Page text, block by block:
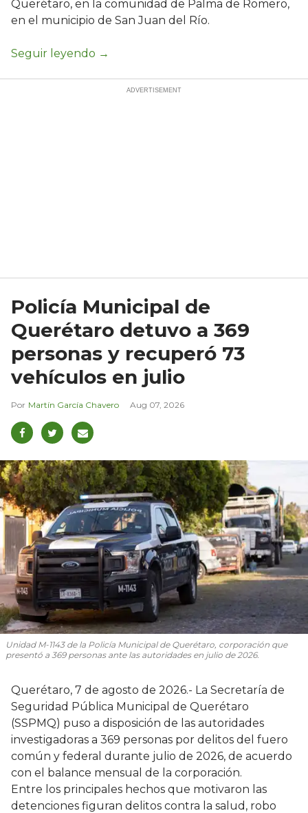
Querétaro, en la comunidad de Palma de Romero,
en el municipio de San Juan del Río.
Policía Municipal de
Querétaro detuvo a 369
personas y recuperó 73
vehículos en julio
Martín García Chavero Aug 07, 2026
Unidad M-1143 de la Policía Municipal de Querétaro, corporación que
presentó a 369 personas ante las autoridades en julio de 2026.
Querétaro, 7 de agosto de 2026.- La Secretaría de
Seguridad Pública Municipal de Querétaro
(SSPMQ) puso a disposición de las autoridades
investigadoras a 369 personas por delitos del fuero
común y federal durante julio de 2026, de acuerdo
con el balance mensual de la corporación.
Entre los principales hechos que motivaron las
detenciones figuran delitos contra la salud, robo